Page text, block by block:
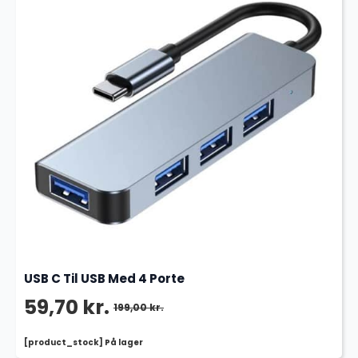
[product_stock] På lager
USB C Til USB Med 4 Porte
199,00kr.
Den
oprindelige
59,70 kr.
Den
aktuelle